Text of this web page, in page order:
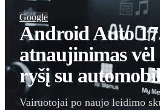
Google
Android Auto
atnaujinimas vėl
ryšį su
Vairuotojai po naujo leidimo